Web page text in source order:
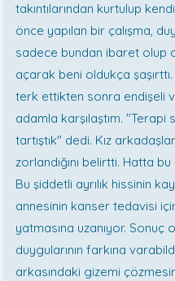
takıntılarından kurtulup
önce yapılan bir çalışma,
sadece bundan ibaret olup
açarak beni oldukça
terk ettikten sonra endişeli
adamla karşılaştım.
tartıştık" dedi. Kız
zorlandığını belirtti. Hatta
Bu şiddetli ayrılık hissinin
annesinin kanser tedavisi
yatmasına uzanıyor. Sonuç
duygularının farkına
arkasındaki gizemi